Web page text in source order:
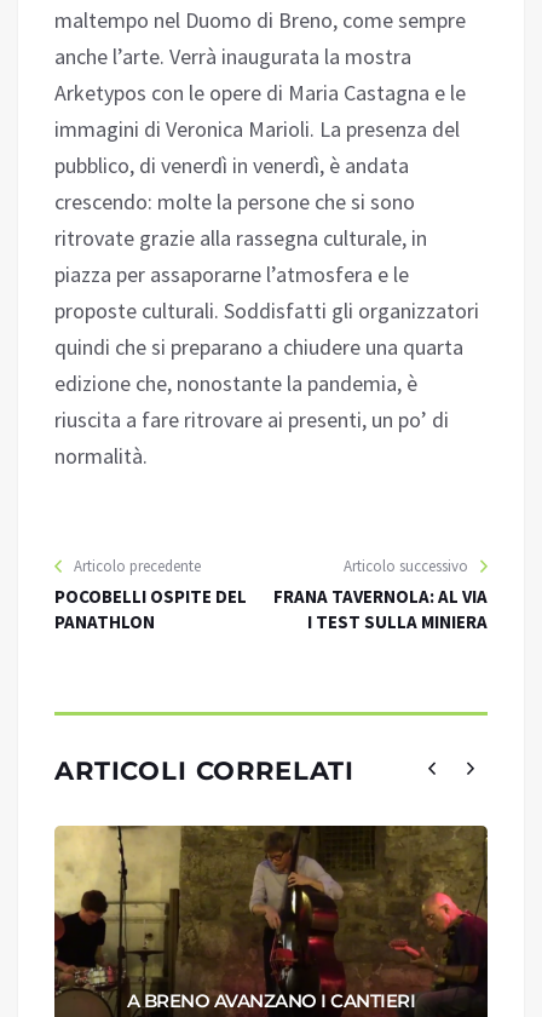
maltempo nel Duomo di Breno, come sempre
anche l’arte. Verrà inaugurata la mostra
Arketypos con le opere di Maria Castagna e le
immagini di Veronica Marioli. La presenza del
pubblico, di venerdì in venerdì, è andata
crescendo: molte la persone che si sono
ritrovate grazie alla rassegna culturale, in
piazza per assaporarne l’atmosfera e le
proposte culturali. Soddisfatti gli organizzatori
quindi che si preparano a chiudere una quarta
edizione che, nonostante la pandemia, è
riuscita a fare ritrovare ai presenti, un po’ di
normalità.
Articolo precedente
POCOBELLI OSPITE DEL
PANATHLON
Articolo successivo
FRANA TAVERNOLA: AL VIA
I TEST SULLA MINIERA
ARTICOLI CORRELATI
A BRENO AVANZANO I CANTIERI